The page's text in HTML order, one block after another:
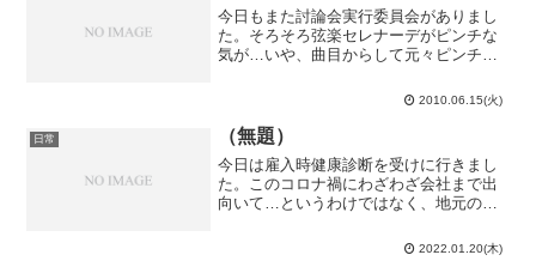
今日もまた討論会実行委員会がありまし
た。そろそろ弦楽セレナーデがピンチな
気が…いや、曲目からして元々ピンチな
む４人が選ばれ、模擬討論をすること
に。模擬討論テーマ決定の際の多数決死
刑制度について：３人高等学...
2010.06.15(火)
日常 （無題）
今日は雇入時健康診断を受けに行きまし
た。このコロナ禍にわざわざ会社まで出
向いて…というわけではなく、地元の医
受けられるのですが、予約が一杯で締切
までに間に合わないことが発覚したので
2022.01.20(木)